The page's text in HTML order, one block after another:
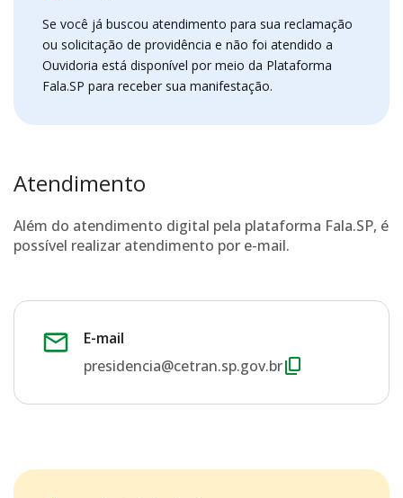
Se você já buscou atendimento para sua reclamação
ou solicitação de providência e não foi atendido a
Ouvidoria está disponível por meio da Plataforma
Fala.SP para receber sua manifestação.
Atendimento
Além do atendimento digital pela plataforma Fala.SP, é
possível realizar atendimento por e-mail.
E-mail
presidencia@cetran.sp.gov.br